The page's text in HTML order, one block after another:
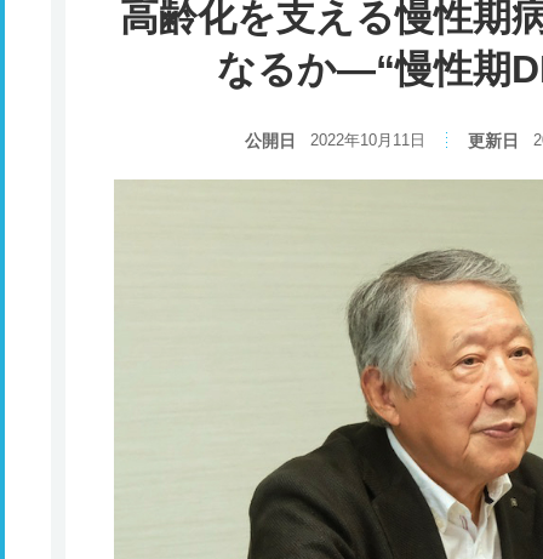
高齢化を支える慢性期
なるか―“慢性期
公開日 2022年10月11日 更新日